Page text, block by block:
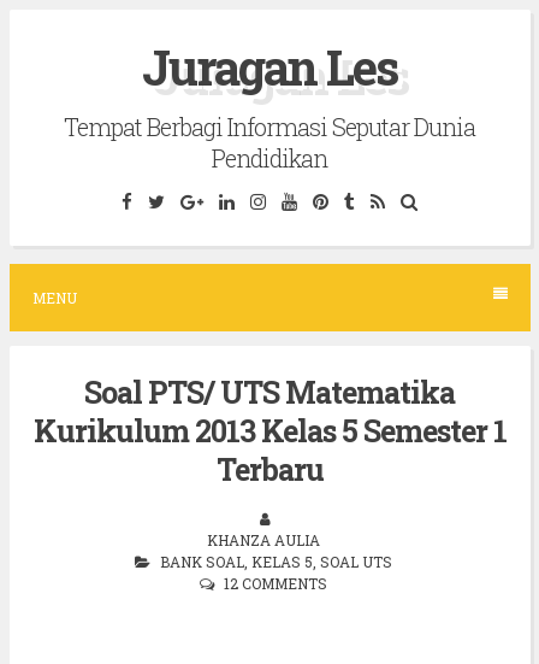
c
Juragan Les
Tempat Berbagi Informasi Seputar Dunia
Pendidikan
MENU
Soal PTS/ UTS Matematika
Kurikulum 2013 Kelas 5 Semester 1
Terbaru
KHANZA AULIA
BANK SOAL KELAS 5 SOAL UTS
12 COMMENTS